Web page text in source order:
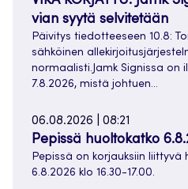
vian syytä selvitetään
Päivitys tiedotteeseen 10.8:
sähköinen
normaalisti.Jamk Signissa on
7.8.2026, mistä johtuen…
06.08.2026 | 08:21
Pepissä huoltokatko
Pepissä on korjauksiin
6.8.2026 klo 16.30-17.00.